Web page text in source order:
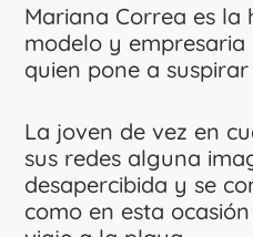
Mariana Correa es la
modelo y empresaria
quien pone a
La joven de vez en
sus redes alguna
desapercibida y se
como en esta